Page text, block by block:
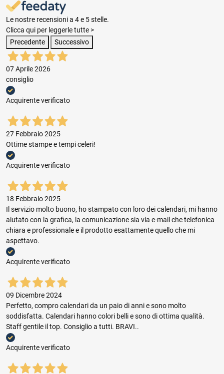
Le nostre recensioni a 4 e 5 stelle.
Clicca qui per leggerle tutte >
Precedente
Successivo
07 Aprile 2026
consiglio
Acquirente verificato
27 Febbraio 2025
Ottime stampe e tempi celeri!
Acquirente verificato
18 Febbraio 2025
Il servizio molto buono, ho stampato con loro dei calendari, mi hanno
aiutato con la grafica, la comunicazione sia via e-mail che telefonica
chiara e professionale e il prodotto esattamente quello che mi
aspettavo.
Acquirente verificato
09 Dicembre 2024
Perfetto, compro calendari da un paio di anni e sono molto
soddisfatta. Calendari hanno colori belli e sono di ottima qualità.
Staff gentile il top. Consiglio a tutti. BRAVI..
Acquirente verificato